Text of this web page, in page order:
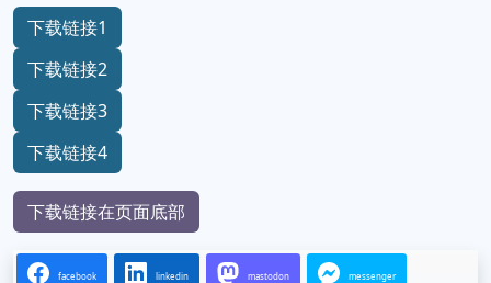
下载链接1
下载链接2
下载链接3
下载链接4
下载链接在页面底部
facebook linkedin mastodon messenger